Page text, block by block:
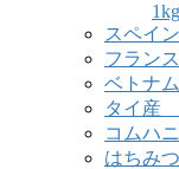
1kg
スペイ
フラン
ベトナ
タイ産
コムハ
はちみ